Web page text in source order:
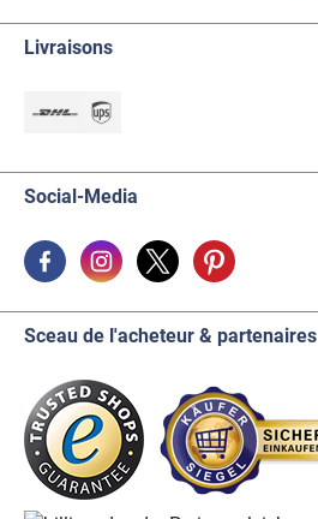
Livraisons
Social-Media
Sceau de l'acheteur & partenaires